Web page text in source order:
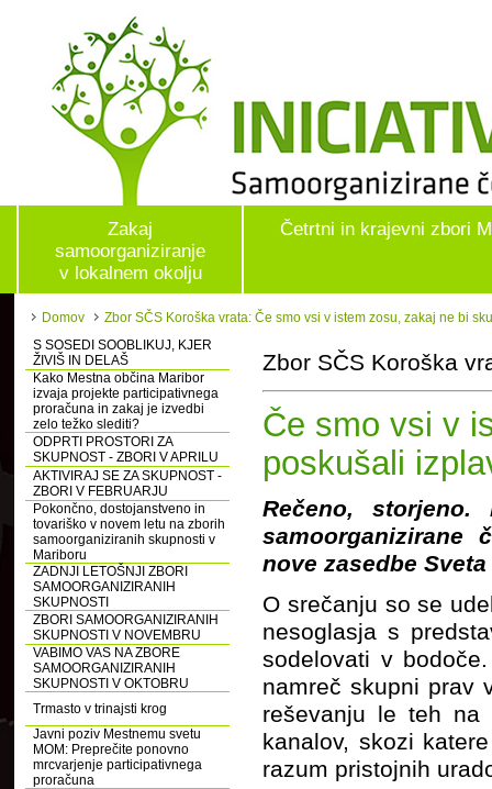
Zakaj
samoorganiziranje
v lokalnem okolju
Četrtni in krajevni zbori
Domov
Zbor SČS Koroška vrata: Če smo vsi v istem zosu, zakaj ne bi
S SOSEDI SOOBLIKUJ, KJER
ŽIVIŠ IN DELAŠ
Kako Mestna občina Maribor
izvaja projekte participativnega
proračuna in zakaj je izvedbi
zelo težko slediti?
ODPRTI PROSTORI ZA
SKUPNOST - ZBORI V APRILU
AKTIVIRAJ SE ZA SKUPNOST -
ZBORI V FEBRUARJU
Pokončno, dostojanstveno in
tovariško v novem letu na zborih
samoorganiziranih skupnosti v
Mariboru
ZADNJI LETOŠNJI ZBORI
SAMOORGANIZIRANIH
SKUPNOSTI
ZBORI SAMOORGANIZIRANIH
SKUPNOSTI V NOVEMBRU
VABIMO VAS NA ZBORE
SAMOORGANIZIRANIH
SKUPNOSTI V OKTOBRU
Trmasto v trinajsti krog
Javni poziv Mestnemu svetu
MOM: Preprečite ponovno
mrcvarjenje participativnega
proračuna
Zbor SČS Koroška
Če smo vsi v
poskušali
Rečeno,
samoorganizirane
nove zasedbe
O srečanju so se
nesoglasja s
sodelovati v
namreč skupni prav
reševanju le teh
kanalov, skozi
razum pristojnih